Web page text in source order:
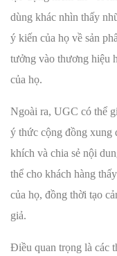
dùng khác nhìn thấy
ý kiến ​​của họ về sản
tưởng vào thương hiệu
của họ.
Ngoài ra, UGC có thể
ý thức cộng đồng xung
khích và chia sẻ nội
thể cho khách hàng
của họ, đồng thời tạo
giả.
Điều quan trọng là các